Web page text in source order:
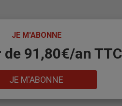
JE M'ABONNE
91,80€/an​ TTC
JE M'ABONNE